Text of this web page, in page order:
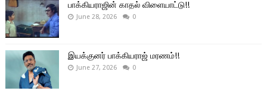
பாக்கியராஜின் காதல் விளையாட்டு!!
June 28, 2026 0
இயக்குனர் பாக்கியராஜ் மரணம்!!
June 27, 2026 0